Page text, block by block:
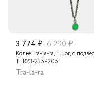
3 774 ₽ 6 290 ₽
Колье Tra-la-ra, Fluor, с
TLR23-235P205
Tra-la-ra